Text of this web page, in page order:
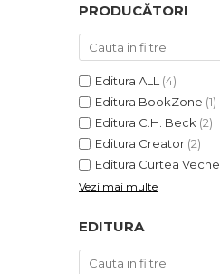
PRODUCĂTORI
Editura ALL (4)
Editura BookZone (1)
Editura C.H. Beck (2)
Editura Creator (2)
Editura Curtea Veche
Vezi mai multe
EDITURA